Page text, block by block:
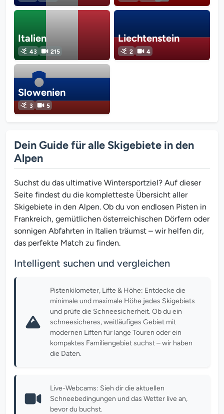
Italien
43 215
Liechtenstein
2 4
Slowenien
3 5
Dein Guide für alle Skigebiete in den
Alpen
Suchst du das ultimative Wintersportziel? Auf dieser
Seite findest du die kompletteste Übersicht aller
Skigebiete in den Alpen. Ob du von endlosen Pisten in
Frankreich, gemütlichen österreichischen Dörfern oder
sonnigen Abfahrten in Italien träumst – wir helfen dir,
das perfekte Match zu finden.
Intelligent suchen und vergleichen
Pistenkilometer, Lifte & Höhe: Entdecke die
minimale und maximale Höhe jedes Skigebiets
und prüfe die Schneesicherheit. Ob du ein
schneesicheres, weitläufiges Gebiet mit
modernen Liften für lange Touren oder ein
kompaktes Familiengebiet suchst – wir haben
die Daten.
Live-Webcams: Sieh dir die aktuellen
Schneebedingungen und das Wetter live an,
bevor du buchst.